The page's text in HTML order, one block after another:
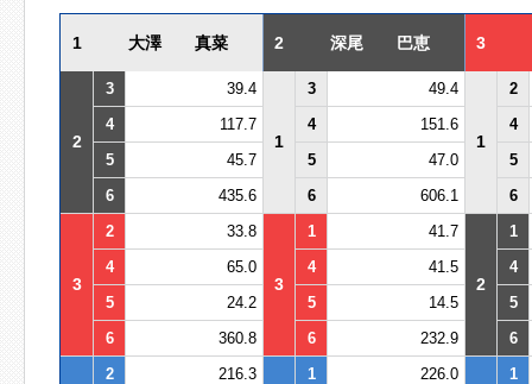
1 大澤 真菜 2 深尾 巴恵 3
2
3 39.4
1
3 49.4
1
2
4
117.7 4 151.6
4
5
45.7 5 47.0
5
6
435.6 6 606.1 6
3
2 33.8
3
1 41.7
2
1
4
65.0 4 41.5
4
5
24.2 5 14.5
5
6
360.8 6 232.9 6
2 216.3 1 226.0
1